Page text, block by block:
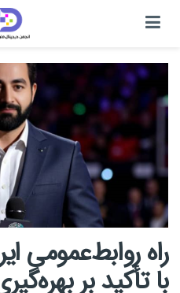
راه روابط‌عمومی
با تأکید بر